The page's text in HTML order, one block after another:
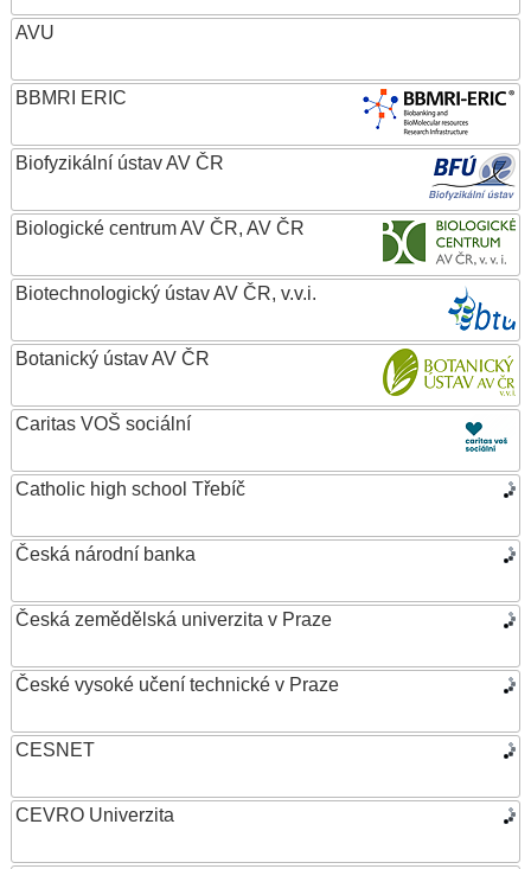
AVU
BBMRI ERIC
Biofyzikální ústav AV ČR
Biologické centrum AV ČR, AV ČR
Biotechnologický ústav AV ČR, v.v.i.
Botanický ústav AV ČR
Caritas VOŠ sociální
Catholic high school Třebíč
Česká národní banka
Česká zemědělská univerzita v Praze
České vysoké učení technické v Praze
CESNET
CEVRO Univerzita